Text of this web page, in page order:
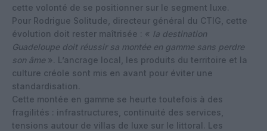
cette volonté de se positionner sur le segment luxe.
Pour Rodrigue Solitude, directeur général du CTIG, cette
évolution doit rester maîtrisée : « la destination
Guadeloupe doit réussir sa montée en gamme sans perdre
son âme ». L’ancrage local, les produits du territoire et la
culture créole sont mis en avant pour éviter une
standardisation.
Cette montée en gamme se heurte toutefois à des
fragilités : infrastructures, continuité des services,
tensions autour de villas de luxe sur le littoral. Les